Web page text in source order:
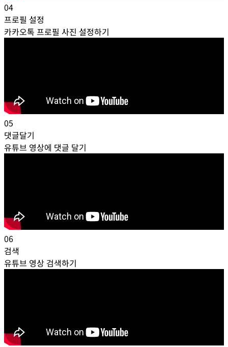
04
프로필 설정
카카오톡 프로필 사진 설정하기
05
댓글달기
유튜브 영상에 댓글 달기
06
검색
유튜브 영상 검색하기